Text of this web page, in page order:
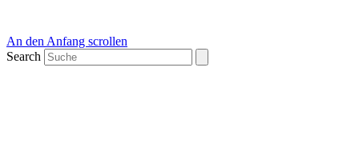
An den Anfang scrollen
Search